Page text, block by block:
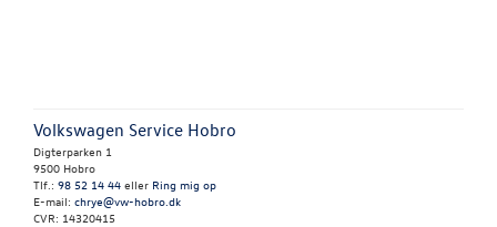
Volkswagen Service Hobro
Digterparken 1
9500 Hobro
Tlf.: 98 52 14 44 eller Ring mig op
E-mail: chrye@vw-hobro.dk
CVR: 14320415